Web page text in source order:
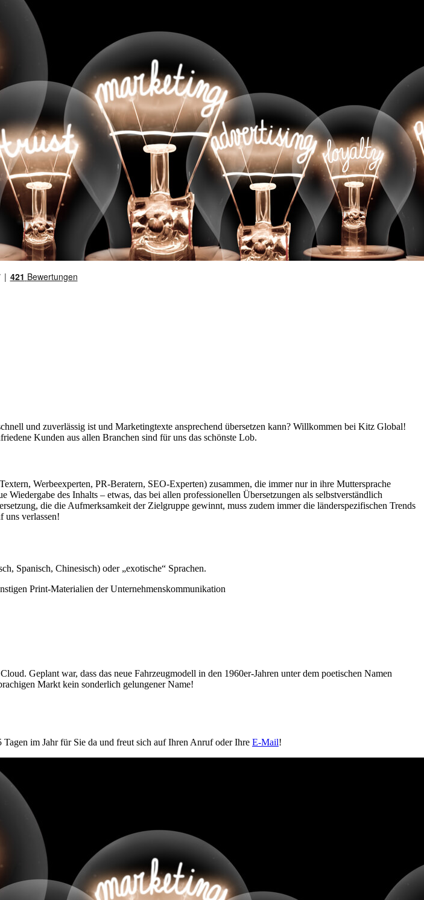
und zuverlässig ist und Marketingtexte ansprechend übersetzen kann? Willkommen bei Kitz Global!
Kunden aus allen Branchen sind für uns das schönste Lob.
Werbeexperten, PR-Beratern, SEO-Experten) zusammen, die immer nur in ihre Muttersprache
des Inhalts – etwas, das bei allen professionellen Übersetzungen als selbstverständlich
die die Aufmerksamkeit der Zielgruppe gewinnt, muss zudem immer die länderspezifischen Trends
uns verlassen!
Spanisch, Chinesisch) oder „exotische“ Sprachen.
Print-Materialien der Unternehmenskommunikation
Geplant war, dass das neue Fahrzeugmodell in den 1960er-Jahren unter dem poetischen Namen
Markt kein sonderlich gelungener Name!
im Jahr für Sie da und freut sich auf Ihren Anruf oder Ihre E-Mail!